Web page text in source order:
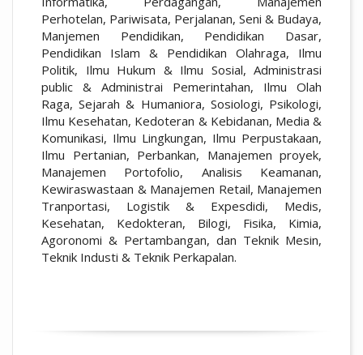
Perhotelan, Pariwisata, Perjalanan, Seni & Budaya,
Manjemen Pendidikan, Pendidikan Dasar,
Pendidikan Islam & Pendidikan Olahraga, Ilmu
Politik, Ilmu Hukum & Ilmu Sosial, Administrasi
public & Administrai Pemerintahan, Ilmu Olah
Raga, Sejarah & Humaniora, Sosiologi, Psikologi,
Ilmu Kesehatan, Kedoteran & Kebidanan, Media &
Komunikasi, Ilmu Lingkungan, Ilmu Perpustakaan,
Ilmu Pertanian, Perbankan, Manajemen proyek,
Manajemen Portofolio, Analisis Keamanan,
Kewiraswastaan & Manajemen Retail, Manajemen
Tranportasi, Logistik & Expesdidi, Medis,
Kesehatan, Kedokteran, Bilogi, Fisika, Kimia,
Agoronomi & Pertambangan, dan Teknik Mesin,
Teknik Industi & Teknik Perkapalan.